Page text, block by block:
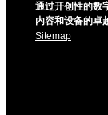
通过开创性的数
内容和设备的卓
Sitemap